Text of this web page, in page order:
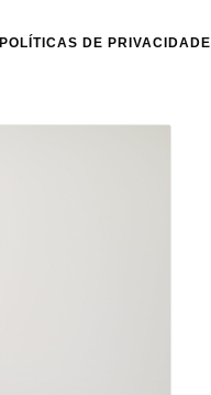
POLÍTICAS DE PRIVACIDADE